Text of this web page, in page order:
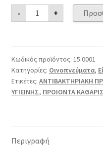
-
Αλκοολούχος
Λοσιόν
400ml
+
Κωδικός προϊόντος: 15.0001
Κατηγορίες: Οινοπνεύματα,
Ετικέτες: ΑΝΤΙΒΑΚΤΗΡΙΑΚΗ
ΥΓΙΕΙΝΗΣ, ΠΡΟΙΟΝΤΑ
Περιγραφή